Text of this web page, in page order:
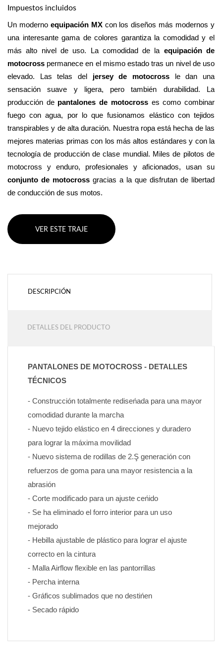
Impuestos incluidos
Un moderno equipación MX con los diseños más modernos y
una interesante gama de colores garantiza la comodidad y el
más alto nivel de uso. La comodidad de la equipación de
motocross permanece en el mismo estado tras un nivel de uso
elevado. Las telas del jersey de motocross le dan una
sensación suave y ligera, pero también durabilidad. La
producción de pantalones de motocross es como combinar
fuego con agua, por lo que fusionamos elástico con tejidos
transpirables y de alta duración. Nuestra ropa está hecha de las
mejores materias primas con los más altos estándares y con la
tecnología de producción de clase mundial. Miles de pilotos de
conjunto de motocross gracias a la que disfrutan de libertad
de conducción de sus motos.
VER ESTE TRAJE
DESCRIPCIÓN
DETALLES DEL PRODUCTO
PANTALONES DE MOTOCROSS - DETALLES
TÉCNICOS
- Construcción totalmente rediseńada para una mayor
comodidad durante la marcha
- Nuevo tejido elástico en 4 direcciones y duradero
para lograr la máxima movilidad
- Nuevo sistema de rodillas de 2.Ş generación con
refuerzos de goma para una mayor resistencia a la
abrasión
- Corte modificado para un ajuste ceńido
- Se ha eliminado el forro interior para un uso
mejorado
- Hebilla ajustable de plástico para lograr el ajuste
correcto en la cintura
- Malla Airflow flexible en las pantorrillas
- Percha interna
- Gráficos sublimados que no destińen
- Secado rápido